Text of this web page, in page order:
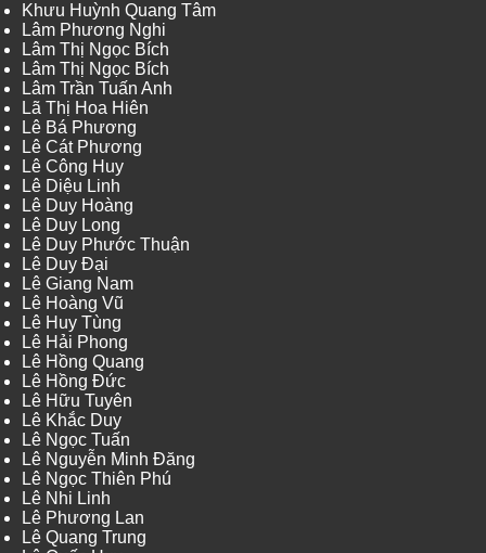
Khưu Huỳnh Quang Tâm
Lâm Phương Nghi
Lâm Thị Ngọc Bích
Lâm Thị Ngọc Bích
Lâm Trần Tuấn Anh
Lã Thị Hoa Hiên
Lê Bá Phương
Lê Cát Phương
Lê Công Huy
Lê Diệu Linh
Lê Duy Hoàng
Lê Duy Long
Lê Duy Phước Thuận
Lê Duy Đại
Lê Giang Nam
Lê Hoàng Vũ
Lê Huy Tùng
Lê Hải Phong
Lê Hồng Quang
Lê Hồng Đức
Lê Hữu Tuyên
Lê Khắc Duy
Lê Ngọc Tuấn
Lê Nguyễn Minh Đăng
Lê Ngọc Thiên Phú
Lê Nhi Linh
Lê Phương Lan
Lê Quang Trung